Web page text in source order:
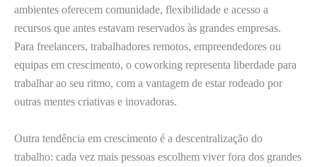
ambientes oferecem comunidade, flexibilidade e acesso a
recursos que antes estavam reservados às grandes empresas.
Para freelancers, trabalhadores remotos, empreendedores ou
equipas em crescimento, o coworking representa liberdade para
trabalhar ao seu ritmo, com a vantagem de estar rodeado por
outras mentes criativas e inovadoras.
Outra tendência em crescimento é a descentralização do
trabalho: cada vez mais pessoas escolhem viver fora dos grandes